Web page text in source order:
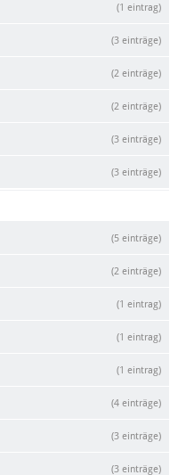
(1 eintrag)
(3 einträge)
(2 einträge)
(2 einträge)
(3 einträge)
(3 einträge)
(5 einträge)
(2 einträge)
(1 eintrag)
(1 eintrag)
(1 eintrag)
(4 einträge)
(3 einträge)
(3 einträge)